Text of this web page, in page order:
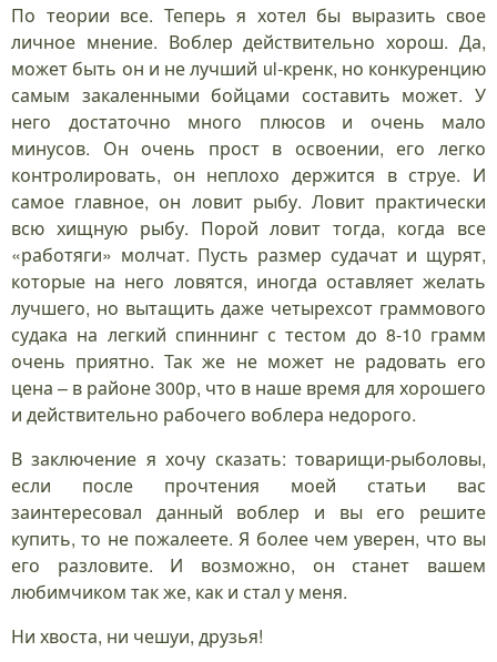
По теории все. Теперь я хотел бы выразить свое
личное мнение. Воблер действительно хорош. Да,
может быть он и не лучший ul-кренк, но конкуренцию
самым закаленными бойцами составить может. У
него достаточно много плюсов и очень мало
минусов. Он очень прост в освоении, его легко
контролировать, он неплохо держится в струе. И
самое главное, он ловит рыбу. Ловит практически
всю хищную рыбу. Порой ловит тогда, когда все
«работяги» молчат. Пусть размер судачат и щурят,
которые на него ловятся, иногда оставляет желать
лучшего, но вытащить даже четырехсот граммового
судака на легкий спиннинг с тестом до 8-10 грамм
очень приятно. Так же не может не радовать его
цена – в районе 300р, что в наше время для хорошего
и действительно рабочего воблера недорого.
В заключение я хочу сказать: товарищи-рыболовы,
если после прочтения моей статьи вас
заинтересовал данный воблер и вы его решите
купить, то не пожалеете. Я более чем уверен, что вы
его разловите. И возможно, он станет вашем
любимчиком так же, как и стал у меня.
Ни хвоста, ни чешуи, друзья!